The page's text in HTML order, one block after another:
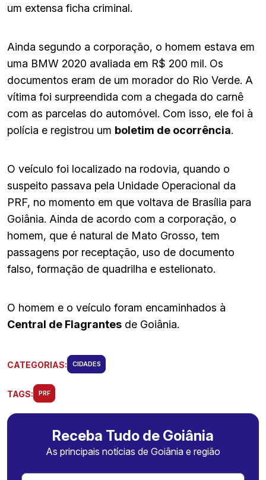
um extensa ficha criminal.
Ainda segundo a corporação, o homem estava em
uma BMW 2020 avaliada em R$ 200 mil. Os
documentos eram de um morador do Rio Verde. A
vítima foi surpreendida com a chegada do carnê
com as parcelas do automóvel. Com isso, ele foi à
polícia e registrou um boletim de ocorrência.
O veículo foi localizado na rodovia, quando o
suspeito passava pela Unidade Operacional da
PRF, no momento em que voltava de Brasília para
Goiânia. Ainda de acordo com a corporação, o
homem, que é natural de Mato Grosso, tem
passagens por receptação, uso de documento
falso, formação de quadrilha e estelionato.
O homem e o veículo foram encaminhados à
Central de Flagrantes de Goiânia.
CATEGORIAS: CIDADES
TAGS: PRF
Receba Tudo de Goiânia
As principais notícias de Goiânia e região